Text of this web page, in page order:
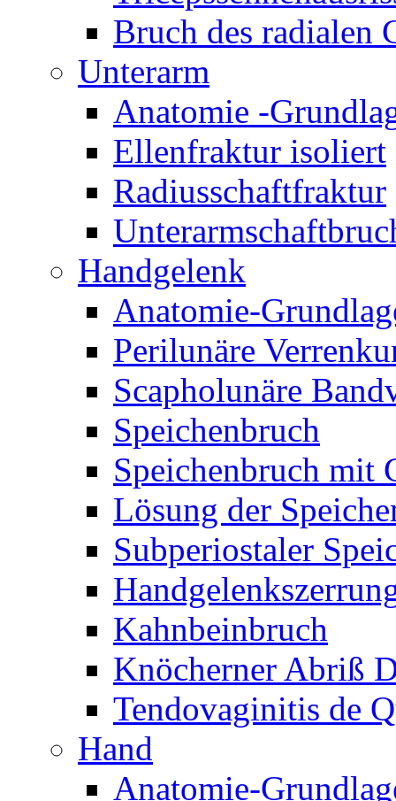
Bruch des radialen
Unterarm
Anatomie -
Ellenfraktur isoliert
Radiusschaftfraktur
Handgelenk
Anatomie-
Perilunäre
Scapholunäre
Speichenbruch
Speichenbruch mit
Lösung der
Subperiostaler
Kahnbeinbruch
Knöcherner Abriß
Tendovaginitis de
Hand
Anatomie-